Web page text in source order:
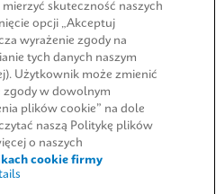
skuteczność naszych
opcji „Akceptuj
wyrażenie zgody na
tych danych naszym
Użytkownik może zmienić
zgody w dowolnym
plików cookie” na dole
naszą Politykę plików
o naszych
cookie firmy